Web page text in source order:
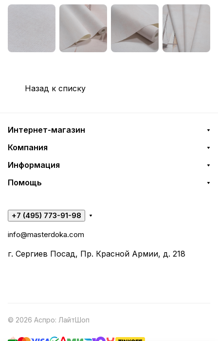
Назад к списку
Интернет-магазин
Компания
Информация
Помощь
+7 (495) 773-91-98
info@masterdoka.com
г. Сергиев Посад, Пр. Красной Армии, д. 218
© 2026 Аспро: ЛайтШоп